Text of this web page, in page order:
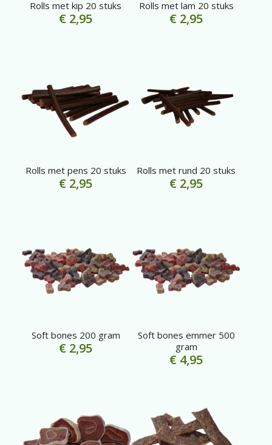
Rolls met kip 20 stuks
€ 2,95
Rolls met lam 20 stuks
€ 2,95
Rolls met pens 20 stuks
€ 2,95
Rolls met rund 20 stuks
€ 2,95
Soft bones 200 gram
€ 2,95
Soft bones emmer 500
gram
€ 4,95